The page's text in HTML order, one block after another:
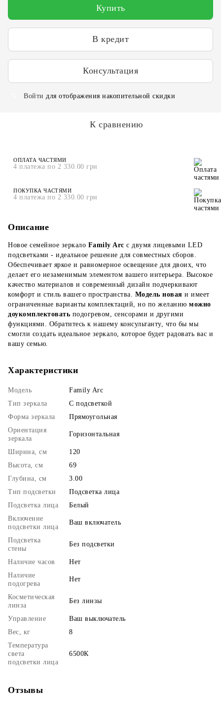
Купить
В кредит
Консультация
Войти для отображения накопительной скидки
К сравнению
ОПЛАТА ЧАСТЯМИ
4 платежа по 2 330.00 грн
ПОКУПКА ЧАСТЯМИ
4 платежа по 2 330.00 грн
Описание
Новое семейное зеркало Family Arc с двумя лицевыми LED
подсветками - идеальное решение для совместных сборов.
Обеспечивает яркое и равномерное освещение для двоих, что
делает его незаменимым элементом вашего интерьера. Высокое
качество материалов и современный дизайн подчеркивают
комфорт и стиль вашего пространства. Модель новая и имеет
ограниченные варианты комплектаций, но по желанию можно
доукомплектовать подогревом, сенсорами и другими
функциями. Обратитесь к нашему консультанту, что бы мы
смогли создать идеальное зеркало, которое будет радовать вас и
вашу семью.
Характеристики
Модель
Family Arc
Тип зеркала
С подсветкой
Форма зеркала
Прямоугольная
Ориентация
зеркала
Горизонтальная
Ширина, см
120
Высота, см
69
Глубина, см
3.00
Тип подсветки
Подсветка лица
Подсветка лица
Белый
Включение
подсветки лица
Ваш включатель
Подсветка
стены
Без подсветки
Наличие часов
Нет
Наличие
подогрева
Нет
Косметическая
линза
Без линзы
Управление
Ваш выключатель
Вес, кг
8
Температура
света
подсветки лица
6500К
Отзывы